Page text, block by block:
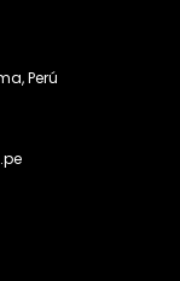
Perú